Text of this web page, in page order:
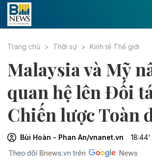
Trang chủ Thời sự Kinh tế Thế giới
Malaysia và Mỹ
quan hệ lên Đối
Chiến lược Toàn
Bùi Hoàn - Phan An/vnanet.vn